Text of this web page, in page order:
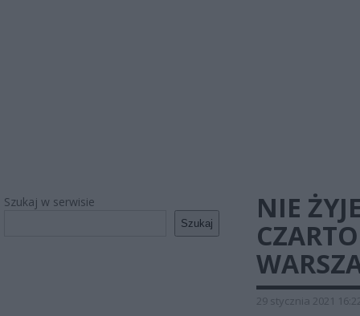
Szukaj w serwisie
Szukaj
NIE
29 stycznia 2021